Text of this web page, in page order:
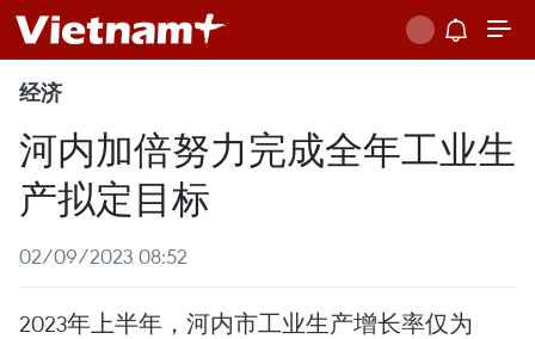
经济
河内加倍努力完成全年工业生
产拟定目标
02/09/2023 08:52
2023年上半年，河内市工业生产增长率仅为